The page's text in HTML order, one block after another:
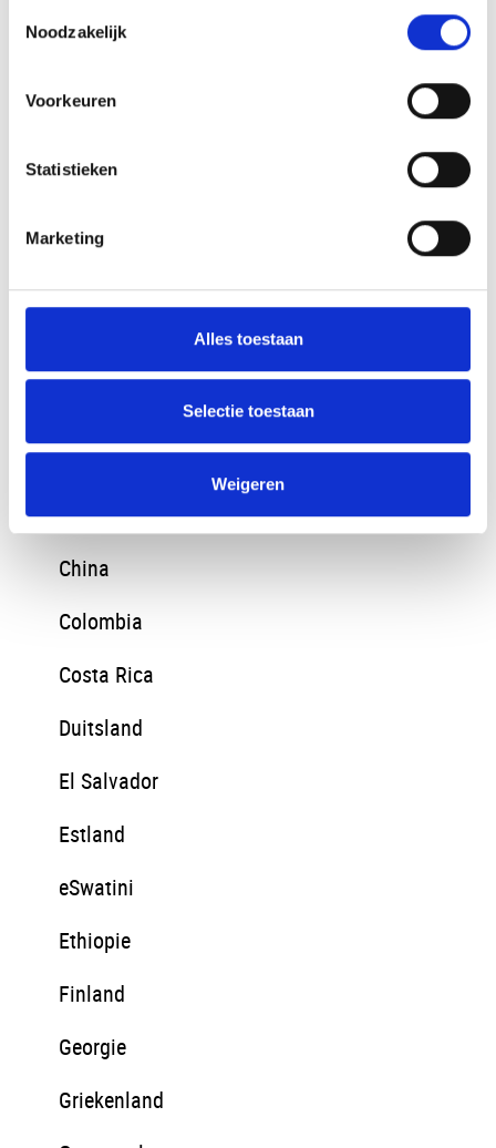
Noodzakelijk
Voorkeuren
Statistieken
Marketing
Alles toestaan
Selectie toestaan
Weigeren
Armenie
Azerbeidzjan
Bangladesh
Belize
Bosnie en Herzegovina
Bulgarije
Chili
China
Colombia
Costa Rica
Duitsland
El Salvador
Estland
eSwatini
Ethiopie
Finland
Georgie
Griekenland